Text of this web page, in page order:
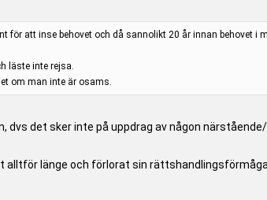
för att inse behovet och då sannolikt 20 år innan behovet i
läste inte rejsa.
om man inte är osams.
dvs det sker inte på uppdrag av någon
länge och förlorat sin